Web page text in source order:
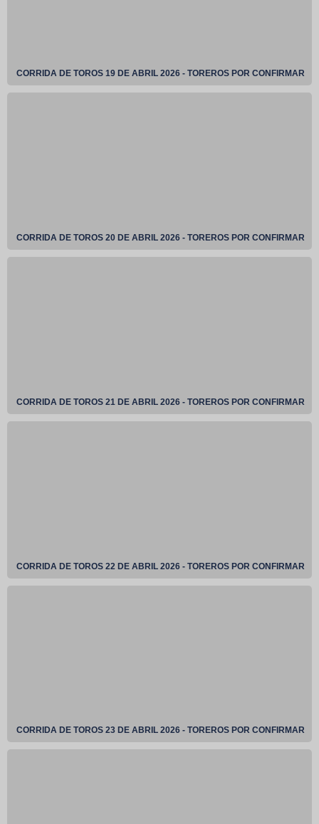
CORRIDA DE TOROS 19 DE ABRIL 2026 - TOREROS POR CONFIRMAR
CORRIDA DE TOROS 20 DE ABRIL 2026 - TOREROS POR CONFIRMAR
CORRIDA DE TOROS 21 DE ABRIL 2026 - TOREROS POR CONFIRMAR
CORRIDA DE TOROS 22 DE ABRIL 2026 - TOREROS POR CONFIRMAR
CORRIDA DE TOROS 23 DE ABRIL 2026 - TOREROS POR CONFIRMAR